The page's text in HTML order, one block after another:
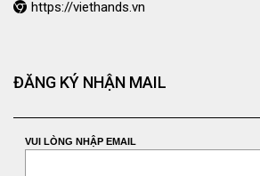
https://viethands.vn
ĐĂNG KÝ NHẬN MAIL
VUI LÒNG NHẬP EMAIL